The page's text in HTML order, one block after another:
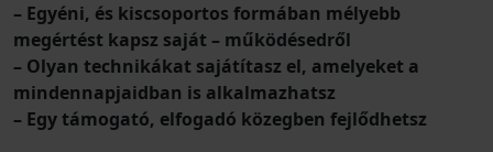
– Egyéni, és kiscsoportos formában mélyebb
megértést kapsz saját – működésedről
– Olyan technikákat sajátítasz el, amelyeket a
mindennapjaidban is alkalmazhatsz
– Egy támogató, elfogadó közegben fejlődhetsz